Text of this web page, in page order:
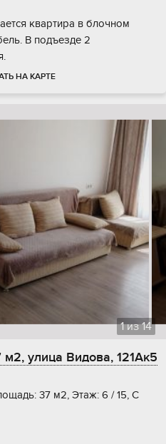
квартира в блочном
В подъезде 2
НА КАРТЕ
1из14
улица Видова, 121Ак5
37 м2, Этаж: 6 / 15, С